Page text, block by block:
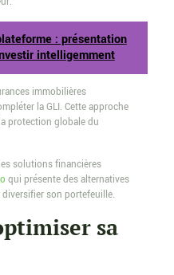
: présentation
intelligemment
immobilières
la GLI. Cette approche
protection globale du
solutions financières
qui présente des alternatives
son portefeuille.
sa